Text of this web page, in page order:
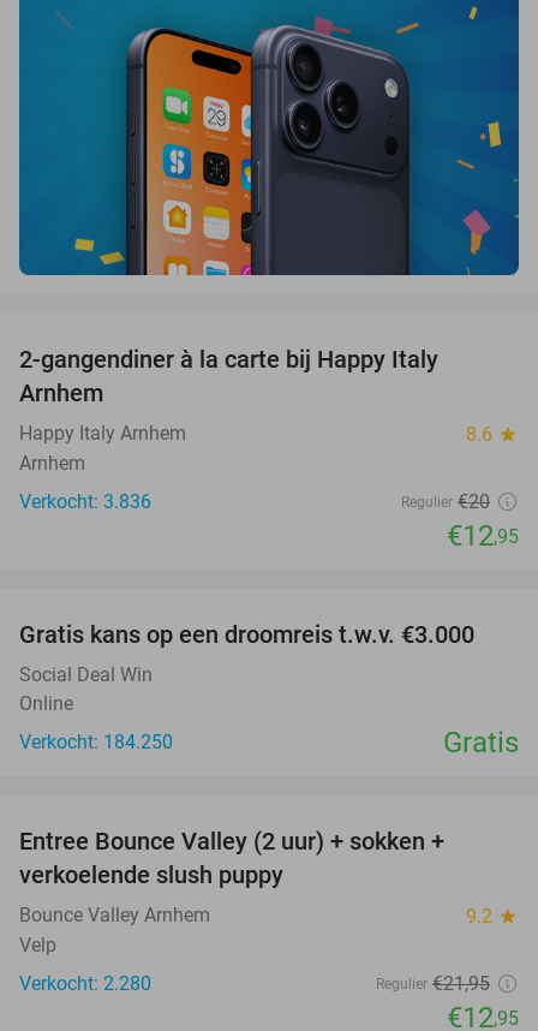
2-gangendiner à la carte bij Happy Italy
Arnhem
Happy Italy Arnhem 8.6 star
Arnhem
Verkocht: 3.836
Regulier €20
€12,95
Gratis kans op een droomreis t.w.v. €3.000
Social Deal Win
Online
Verkocht: 184.250
Gratis
Entree Bounce Valley (2 uur) + sokken +
verkoelende slush puppy
Bounce Valley Arnhem 9.2 star
Velp
Verkocht: 2.280
Regulier €21,95
€12,95